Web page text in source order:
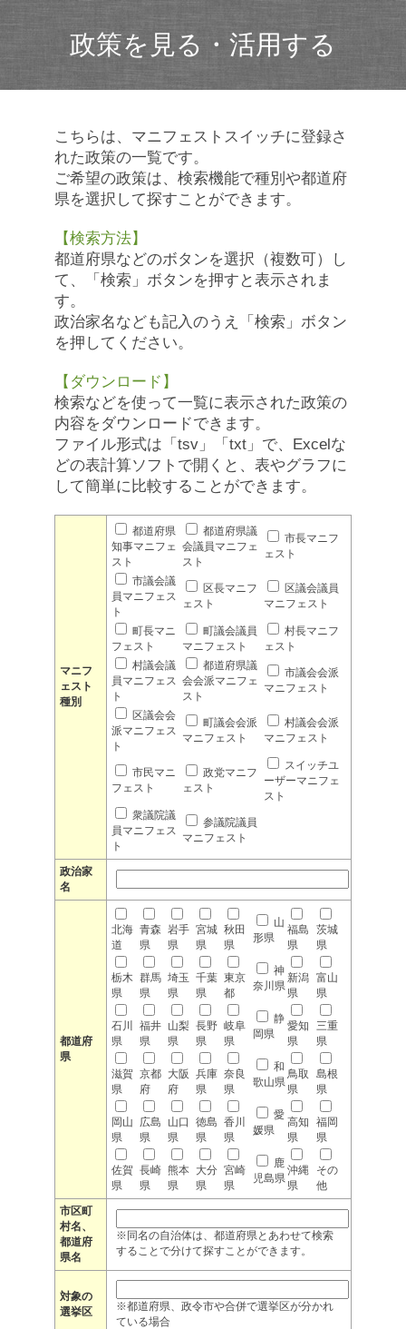
政策を見る・活用する
こちらは、マニフェストスイッチに登録さ
れた政策の一覧です。
ご希望の政策は、検索機能で種別や都道府
県を選択して探すことができます。
【検索方法】
都道府県などのボタンを選択（複数可）し
て、「検索」ボタンを押すと表示されま
す。
政治家名なども記入のうえ「検索」ボタン
を押してください。
【ダウンロード】
検索などを使って一覧に表示された政策の
内容をダウンロードできます。
ファイル形式は「tsv」「txt」で、Excelな
どの表計算ソフトで開くと、表やグラフに
して簡単に比較することができます。
マニフ
ェスト
種別
都道府県
知事マニフェ
スト
都道府県議
会議員マニフェ
スト
市長マニフ
ェスト
市議会議
員マニフェス
ト
区長マニフ
ェスト
区議会議員
マニフェスト
町長マニ
フェスト
町議会議員
マニフェスト
村長マニフ
ェスト
村議会議
員マニフェス
ト
都道府県議
会会派マニフェ
スト
市議会会派
マニフェスト
区議会会
派マニフェス
ト
町議会会派
マニフェスト
村議会会派
マニフェスト
市民マニ
フェスト
政党マニフ
ェスト
スイッチユ
ーザーマニフェ
スト
衆議院議
員マニフェス
ト
参議院議員
マニフェスト
政治家
名
都道府
県
北海
道
青森
県
岩手
県
宮城
県
秋田
県
山
形県
福島
県
茨城
県
栃木
県
群馬
県
埼玉
県
千葉
県
東京
都
神
奈川県
新潟
県
富山
県
石川
県
福井
県
山梨
県
長野
県
岐阜
県
静
岡県
愛知
県
三重
県
滋賀
県
京都
府
大阪
府
兵庫
県
奈良
県
和
歌山県
鳥取
県
島根
県
岡山
県
広島
県
山口
県
徳島
県
香川
県
愛
媛県
高知
県
福岡
県
佐賀
県
長崎
県
熊本
県
大分
県
宮崎
県
鹿
児島県
沖縄
県
その
他
市区町
村名、
都道府
県名
※同名の自治体は、都道府県とあわせて検索
することで分けて探すことができます。
対象の
選挙区
※都道府県、政令市や合併で選挙区が分かれ
ている場合